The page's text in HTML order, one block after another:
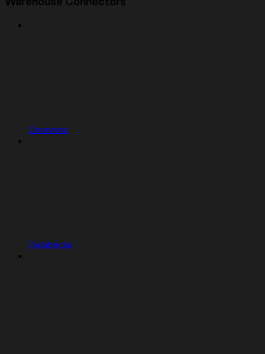
Overview
Databricks